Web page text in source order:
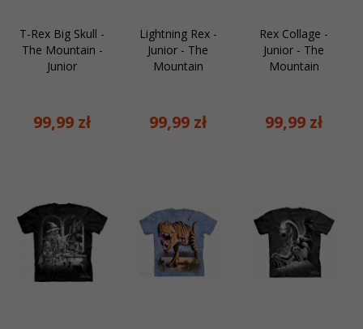
T-Rex Big Skull -
The Mountain -
Junior
99,99 zł
Lightning Rex -
Junior - The
Mountain
99,99 zł
Rex Collage -
Junior - The
Mountain
99,99 zł